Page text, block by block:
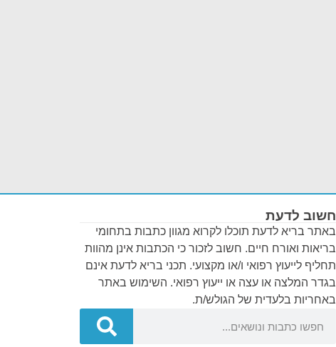
חשוב לדעת
באתר בריא לדעת תוכלו לקרוא מגוון כתבות בתחומי
בריאות ואורח חיים. חשוב לזכור כי הכתבות אינן מהוות
תחליף לייעוץ רפואי ו/או מקצועי. תכני בריא לדעת אינם
בגדר המלצה או עצה או ייעוץ רפואי. השימוש באתר
באחריות בלעדית של הגולש/ת.